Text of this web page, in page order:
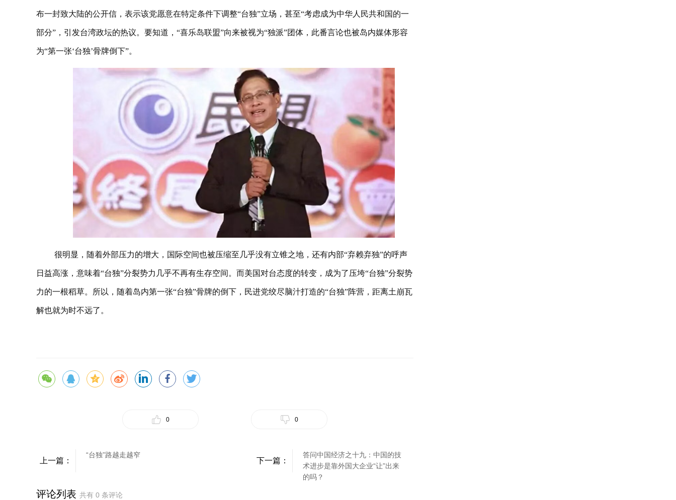
布一封致大陆的公开信，表示该党愿意在特定条件下调整“台独”立场，甚至“考虑成为中华人民共和国的一
部分”，引发台湾政坛的热议。要知道，“喜乐岛联盟”向来被视为“独派”团体，此番言论也被岛内媒体形容
为“第一张‘台独’骨牌倒下”。
很明显，随着外部压力的增大，国际空间也被压缩至几乎没有立锥之地，还有内部“弃赖弃独”的呼声
日益高涨，意味着“台独”分裂势力几乎不再有生存空间。而美国对台态度的转变，成为了压垮“台独”分裂势
力的一根稻草。所以，随着岛内第一张“台独”骨牌的倒下，民进党绞尽脑汁打造的“台独”阵营，距离土崩瓦
解也就为时不远了。
0 0
上一篇：
“台独”路越走越窄
下一篇：
答问中国经济之十九：中国的技
术进步是靠外国大企业“让”出来
的吗？
评论列表 共有 0 条评论